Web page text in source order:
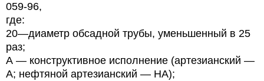
059-96,
где:
20—диаметр обсадной трубы, уменьшенный в 25
раз;
А — конструктивное исполнение (артезианский —
А; нефтяной артезианский — НА);